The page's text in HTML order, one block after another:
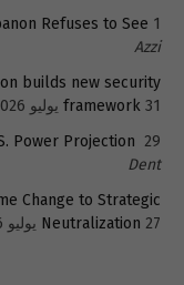
Refuses to See 1 أغسطس 2026
Azzi
builds new security
framework 31 يوليو 2026
Power Projection 29 يوليو 2026
Dent
Change to Strategic
Neutralization 27 يوليو 2026